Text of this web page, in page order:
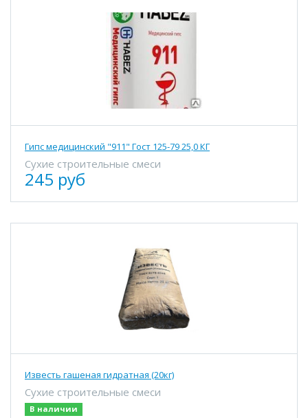
Гипс медицинский "911" Гост 125-79 25,0 КГ
Сухие строительные смеси
245 руб
Известь гашеная гидратная (20кг)
Сухие строительные смеси
В наличии